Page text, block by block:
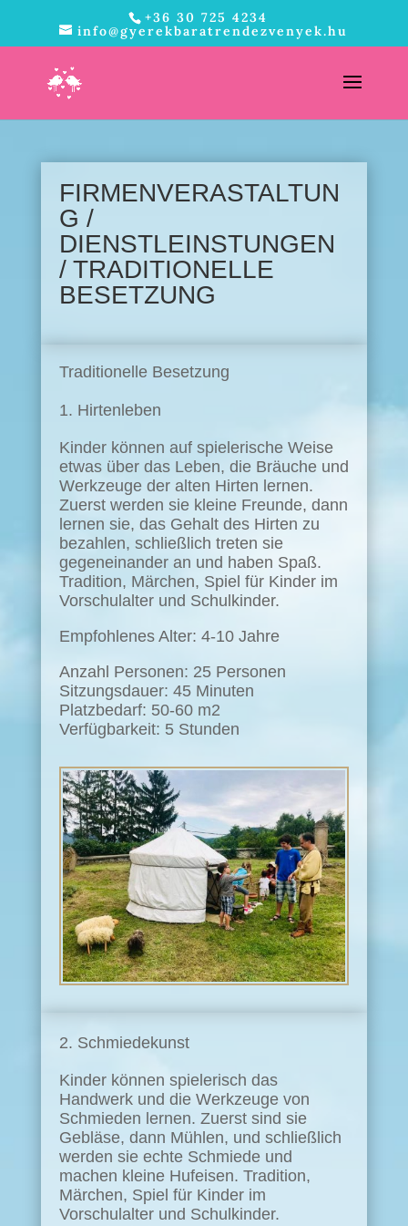
+36 30 725 4234
info@gyerekbaratrendezvenyek.hu
FIRMENVERASTALTUN
G /
DIENSTLEINSTUNGEN
/ TRADITIONELLE
BESETZUNG
Traditionelle Besetzung
Hirtenleben
Kinder können auf spielerische Weise
etwas über das Leben, die Bräuche und
Werkzeuge der alten Hirten lernen.
Zuerst werden sie kleine Freunde, dann
lernen sie, das Gehalt des Hirten zu
bezahlen, schließlich treten sie
gegeneinander an und haben Spaß.
Tradition, Märchen, Spiel für Kinder im
Vorschulalter und Schulkinder.
Empfohlenes Alter: 4-10 Jahre
Anzahl Personen: 25 Personen
Sitzungsdauer: 45 Minuten
Platzbedarf: 50-60 m2
Verfügbarkeit: 5 Stunden
Schmiedekunst
Kinder können spielerisch das
Handwerk und die Werkzeuge von
Schmieden lernen. Zuerst sind sie
Gebläse, dann Mühlen, und schließlich
werden sie echte Schmiede und
machen kleine Hufeisen. Tradition,
Märchen, Spiel für Kinder im
Vorschulalter und Schulkinder.